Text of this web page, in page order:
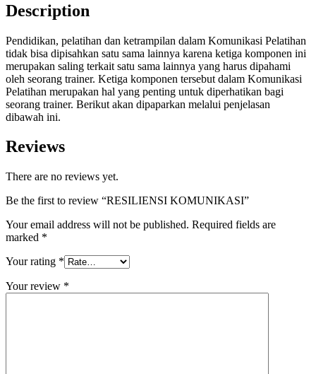
Description
Pendidikan, pelatihan dan ketrampilan dalam Komunikasi Pelatihan
tidak bisa dipisahkan satu sama lainnya karena ketiga komponen ini
merupakan saling terkait satu sama lainnya yang harus dipahami
oleh seorang trainer. Ketiga komponen tersebut dalam Komunikasi
Pelatihan merupakan hal yang penting untuk diperhatikan bagi
seorang trainer. Berikut akan dipaparkan melalui penjelasan
dibawah ini.
Reviews
There are no reviews yet.
Be the first to review “RESILIENSI KOMUNIKASI”
Your email address will not be published. Required fields are
marked *
Your rating *
Your review *